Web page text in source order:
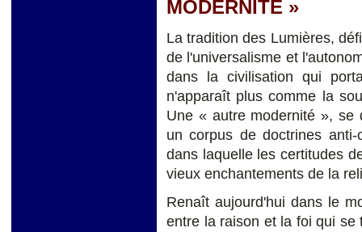
MODERNITE »
La tradition des Lumières,
de l'universalisme et
dans la civilisation qui
n'apparaît plus comme la
Une « autre modernité », se
un corpus de doctrines anti-
dans laquelle les certitudes
vieux enchantements de la
Renaît aujourd'hui dans le
entre la raison et la foi qui se